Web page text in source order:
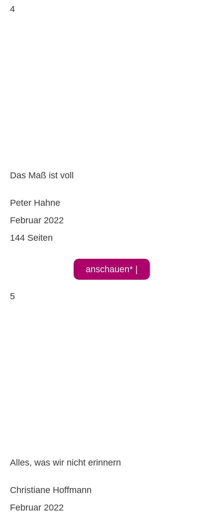
4
Das Maß ist voll
Peter Hahne
Februar 2022
144 Seiten
anschauen* |
5
Alles, was wir nicht erinnern
Christiane Hoffmann
Februar 2022